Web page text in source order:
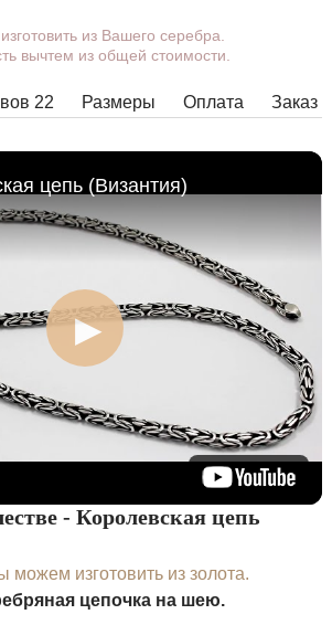
Вы можете выбрать покрытие,
массу, длину, ширину, замок.
комбинациями ширины, длины и
с Вами.
из Вашего серебра.
вычтем из общей стоимости.
22 Заказ
Оплата
Размеры
цепь (Византия)
- Королевская цепь
можем изготовить из золота.
цепочка на шею.